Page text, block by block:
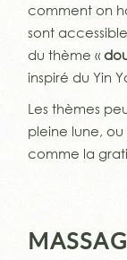
comment on
sont
du thème «
inspiré du Yin
Les thèmes
pleine lune,
comme la